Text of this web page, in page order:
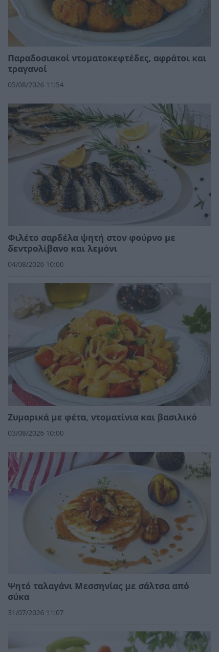
Παραδοσιακοί ντοματοκεφτέδες, αφράτοι και
τραγανοί
05/08/2026 11:54
Φιλέτο σαρδέλα ψητή στον φούρνο με
δεντρολίβανο και λεμόνι
04/08/2026 10:00
Ζυμαρικά με φέτα, ντοματίνια και βασιλικό
03/08/2026 10:00
Ψητό ταλαγάνι Μεσσηνίας με σάλτσα από
σύκα
31/07/2026 11:07